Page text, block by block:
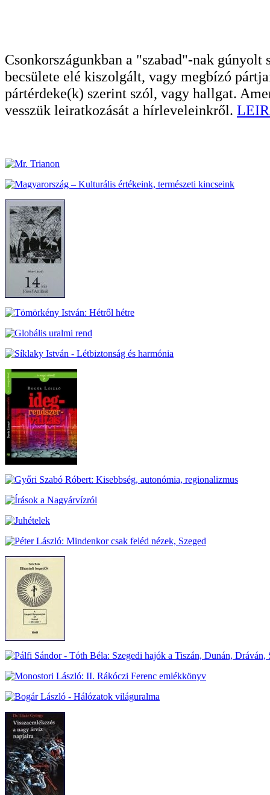
Csonkországunkban a "szabad"-nak
becsülete elé kiszolgált, vagy megbízó
pártérdeke(k) szerint szól, vagy hallgat.
vesszük leiratkozását a hírleveleinkről.